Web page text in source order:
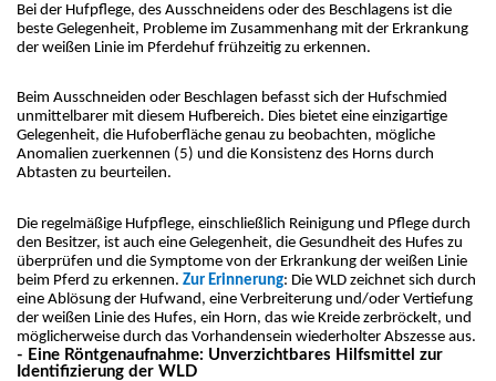
Bei der Hufpflege, des Ausschneidens oder des Beschlagens ist die
beste Gelegenheit, Probleme im Zusammenhang mit der Erkrankung
der weißen Linie im Pferdehuf frühzeitig zu erkennen.
Beim Ausschneiden oder Beschlagen befasst sich der Hufschmied
unmittelbarer mit diesem Hufbereich. Dies bietet eine einzigartige
Gelegenheit, die Hufoberfläche genau zu beobachten, mögliche
Anomalien zuerkennen (5) und die Konsistenz des Horns durch
Abtasten zu beurteilen.
Die regelmäßige Hufpflege, einschließlich Reinigung und Pflege durch
den Besitzer, ist auch eine Gelegenheit, die Gesundheit des Hufes zu
überprüfen und die Symptome von der Erkrankung der weißen Linie
beim Pferd zu erkennen. Zur Erinnerung: Die WLD zeichnet sich durch
eine Ablösung der Hufwand, eine Verbreiterung und/oder Vertiefung
der weißen Linie des Hufes, ein Horn, das wie Kreide zerbröckelt, und
möglicherweise durch das Vorhandensein wiederholter Abszesse aus.
- Eine Röntgenaufnahme: Unverzichtbares Hilfsmittel zur
Identifizierung der WLD